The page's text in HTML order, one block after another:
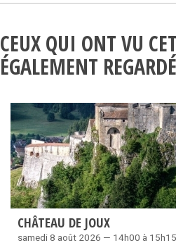
CEUX QUI ONT VU
ÉGALEMENT
CHÂTEAU DE JOUX
samedi 8 août 2026 — 14h00 à 15h15